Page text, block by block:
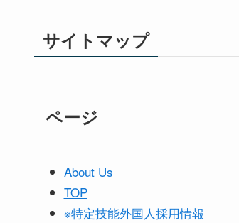
サイトマップ
ページ
About Us
TOP
※特定技能外国人採用情報